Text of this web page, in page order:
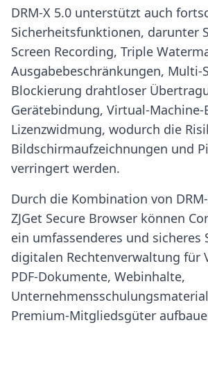
DRM-X 5.0 unterstützt auch
Sicherheitsfunktionen, darunter
Screen Recording, Triple
Ausgabebeschränkungen, Multi-
Blockierung drahtloser
Gerätebindung, Virtual-
Lizenzwidmung, wodurch die
Bildschirmaufzeichnungen und
verringert werden.
Durch die Kombination von
ZJGet Secure Browser können
ein umfassenderes und sicheres
digitalen Rechtenverwaltung für
PDF-Dokumente, Webinhalte,
Premium-Mitgliedsgüter